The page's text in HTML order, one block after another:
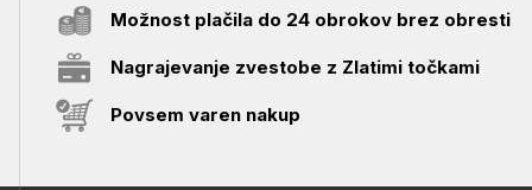
Možnost plačila do 24 obrokov brez obresti
Nagrajevanje zvestobe z Zlatimi točkami
Povsem varen nakup